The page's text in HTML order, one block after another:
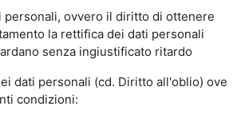
personali, ovvero il diritto di ottenere
la rettifica dei dati personali
senza ingiustificato ritardo
dati personali (cd. Diritto all'oblio) ove
condizioni: